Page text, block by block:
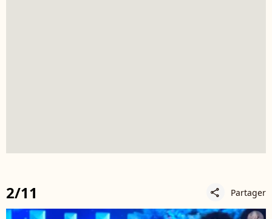
2/11 share Partager